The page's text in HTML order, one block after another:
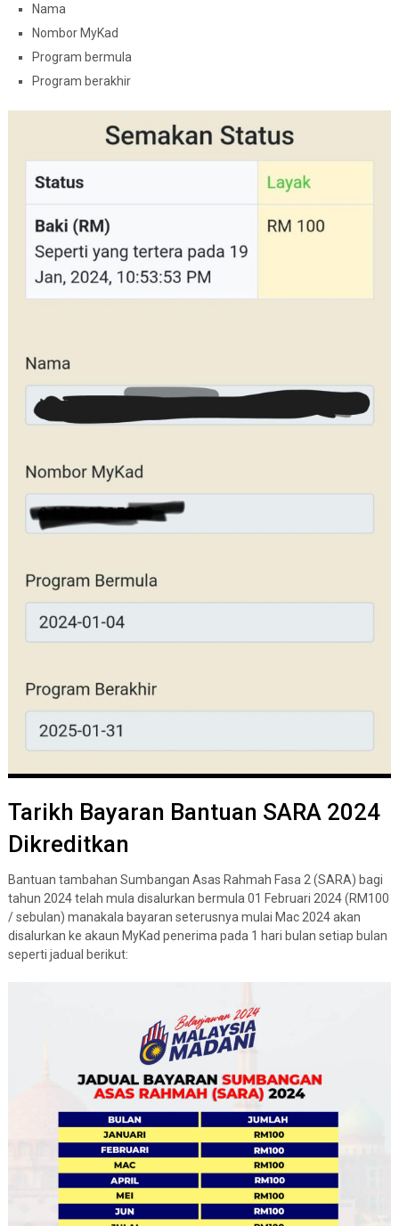
Nama
Nombor MyKad
Program bermula
Program berakhir
Tarikh Bayaran Bantuan SARA 2024
Dikreditkan
Bantuan tambahan Sumbangan Asas Rahmah Fasa 2 (SARA) bagi
tahun 2024 telah mula disalurkan bermula 01 Februari 2024 (RM100
/ sebulan) manakala bayaran seterusnya mulai Mac 2024 akan
disalurkan ke akaun MyKad penerima pada 1 hari bulan setiap bulan
seperti jadual berikut: